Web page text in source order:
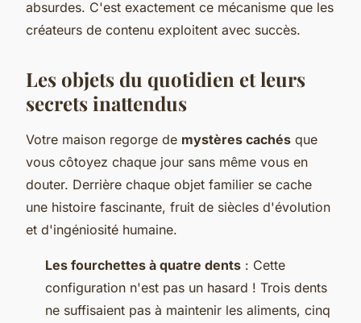
absurdes. C'est exactement ce mécanisme que les
créateurs de contenu exploitent avec succès.
Les objets du quotidien et leurs
secrets inattendus
Votre maison regorge de mystères cachés que
vous côtoyez chaque jour sans même vous en
douter. Derrière chaque objet familier se cache
une histoire fascinante, fruit de siècles d'évolution
et d'ingéniosité humaine.
Les fourchettes à quatre dents : Cette
configuration n'est pas un hasard ! Trois dents
ne suffisaient pas à maintenir les aliments, cinq